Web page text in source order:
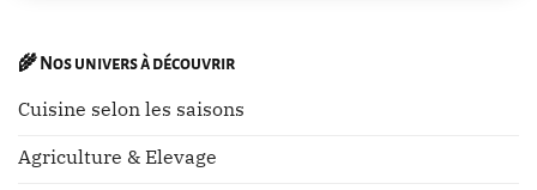
🌾 Nos univers à découvrir
Cuisine selon les saisons
Agriculture & Elevage